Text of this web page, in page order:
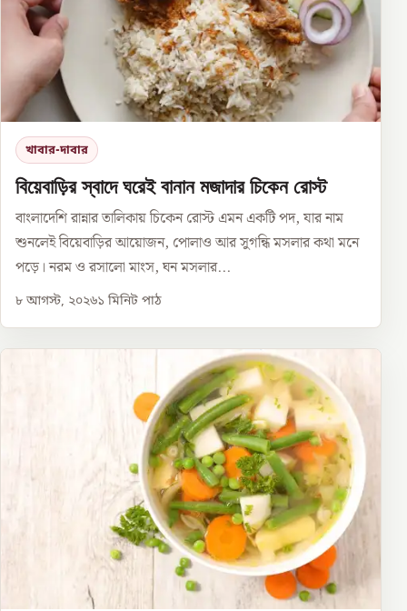
খাবার-দাবার
বিয়েবাড়ির স্বাদে ঘরেই বানান মজাদার চিকেন রোস্ট
বাংলাদেশি রান্নার তালিকায় চিকেন রোস্ট এমন একটি পদ, যার নাম
শুনলেই বিয়েবাড়ির আয়োজন, পোলাও আর সুগন্ধি মসলার কথা মনে
পড়ে। নরম ও রসালো মাংস, ঘন মসলার...
৮ আগস্ট, ২০২৬১ মিনিট পাঠ